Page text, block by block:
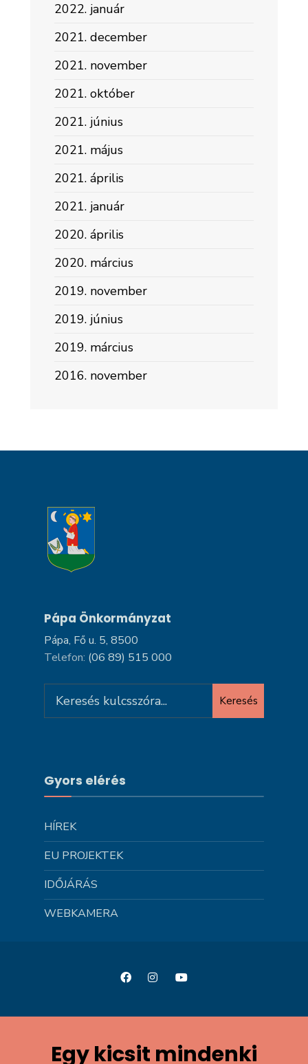
2022. január
2021. december
2021. november
2021. október
2021. június
2021. május
2021. április
2021. január
2020. április
2020. március
2019. november
2019. június
2019. március
2016. november
Pápa Önkormányzat
Pápa, Fő u. 5, 8500
Telefon: (06 89) 515 000
for:
Keresés
Gyors elérés
HÍREK
EU PROJEKTEK
IDŐJÁRÁS
WEBKAMERA
Egy kicsit mindenki